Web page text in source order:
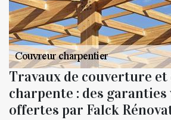
Travaux de couverture et
charpente : des
offertes par Falck